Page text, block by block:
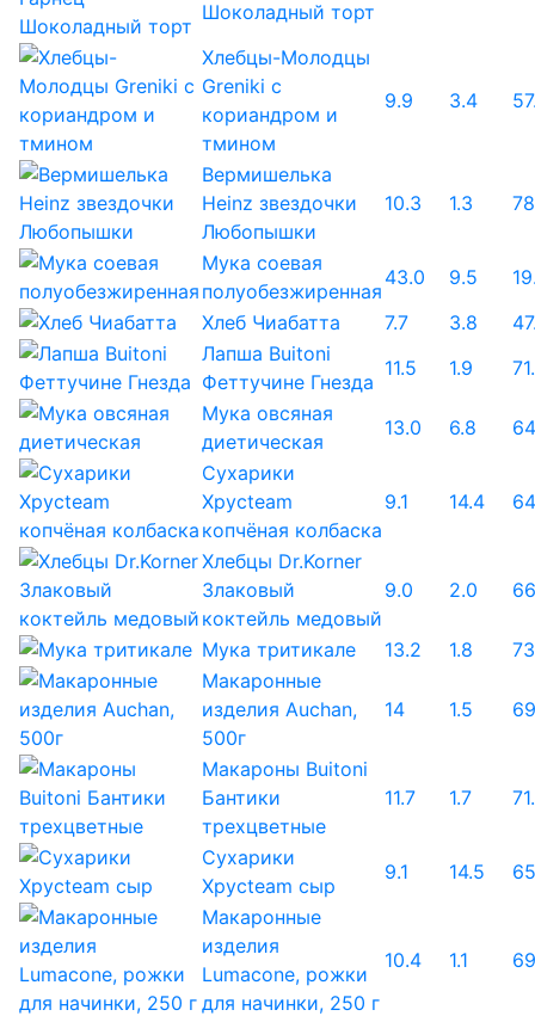
Шоколадный торт
Хлебцы-Молодцы
Greniki с
кориандром и
тмином
9.9 3.4
Вермишелька
Heinz звездочки
Любопышки
10.3 1.3
Мука соевая
полуобезжиренная
43.0 9.5
Хлеб Чиабатта
7.7 3.8
Лапша Buitoni
Феттучине Гнезда
11.5 1.9
Мука овсяная
диетическая
13.0 6.8
Сухарики
Хрусteam
копчёная колбаска
9.1 14.4
Хлебцы Dr.Korner
Злаковый
коктейль медовый
9.0 2.0
Мука тритикале 13.2 1.8
Макаронные
изделия Auchan,
500г
14 1.5 69
Макароны Buitoni
Бантики
трехцветные
11.7 1.7
Сухарики
Хрусteam сыр
9.1 14.5
Макаронные
изделия
Lumacone, рожки
для начинки, 250 г
10.4 1.1